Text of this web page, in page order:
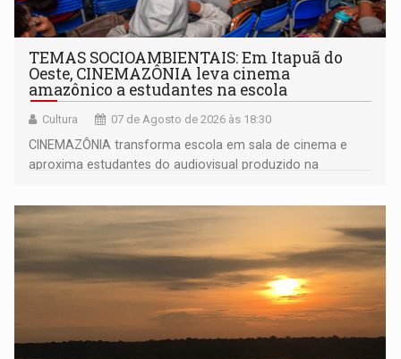
TEMAS SOCIOAMBIENTAIS: Em Itapuã do
Oeste, CINEMAZÔNIA leva cinema
amazônico a estudantes na escola
Cultura 07 de Agosto de 2026 às 18:30
CINEMAZÔNIA transforma escola em sala de cinema e
aproxima estudantes do audiovisual produzido na